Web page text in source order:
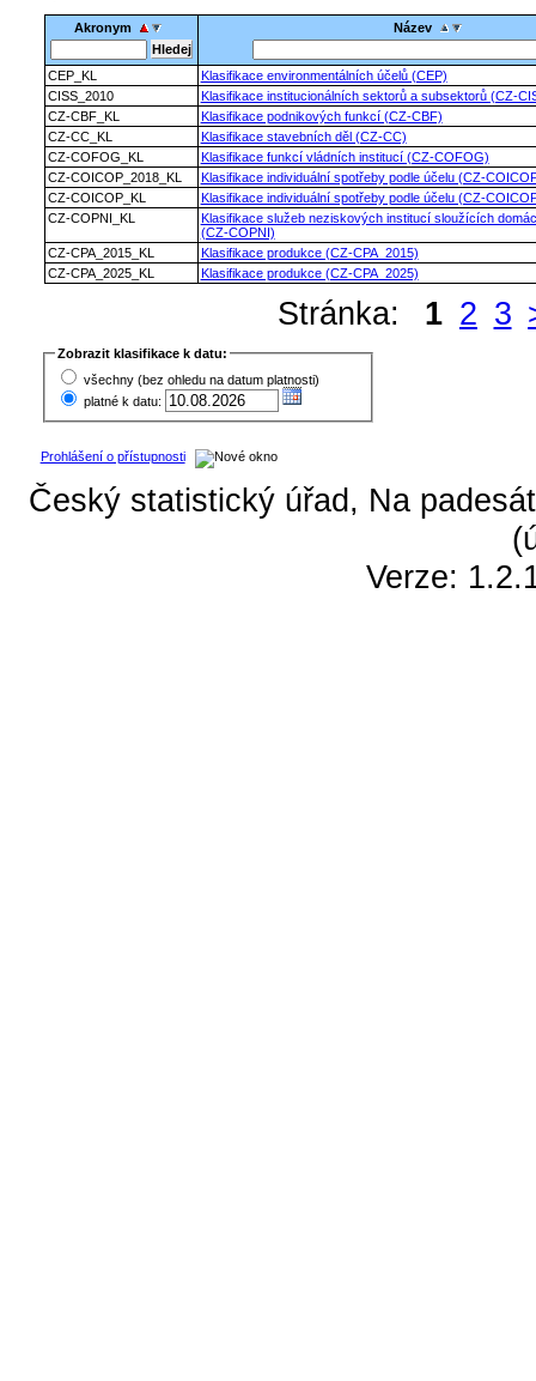
Akronym Název
CEP_KL
Klasifikace environmentálních účelů (CEP)
CISS_2010
Klasifikace institucionálních sektorů a subsektorů (CZ-
CZ-CBF_KL
Klasifikace podnikových funkcí (CZ-CBF)
CZ-CC_KL
Klasifikace stavebních děl (CZ-CC)
CZ-COFOG_KL
Klasifikace funkcí vládních institucí (CZ-COFOG)
CZ-COICOP_2018_KL
Klasifikace individuální spotřeby podle účelu (CZ-
CZ-COICOP_KL
Klasifikace individuální spotřeby podle účelu (CZ-
CZ-COPNI_KL
Klasifikace služeb neziskových institucí sloužících
(CZ-COPNI)
CZ-CPA_2015_KL
Klasifikace produkce (CZ-CPA_2015)
CZ-CPA_2025_KL
Klasifikace produkce (CZ-CPA_2025)
Stránka: 1 2 3
Zobrazit klasifikace k datu:
všechny (bez ohledu na datum platnosti)
platné k datu:
Prohlášení o přístupnosti
Český statistický úřad, Na
Verze: